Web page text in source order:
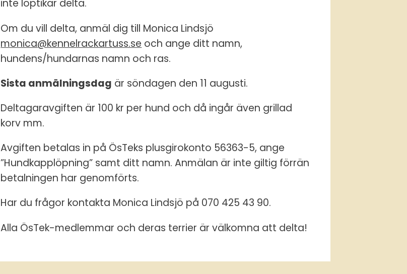
inte löptikar delta.
Om du vill delta, anmäl dig till Monica Lindsjö
monica@kennelrackartuss.se och ange ditt namn,
hundens/hundarnas namn och ras.
Sista anmälningsdag är söndagen den 11 augusti.
Deltagaravgiften är 100 kr per hund och då ingår även grillad
korv mm.
Avgiften betalas in på ÖsTeks plusgirokonto 56363-5, ange
”Hundkapplöpning” samt ditt namn. Anmälan är inte giltig förrän
betalningen har genomförts.
Har du frågor kontakta Monica Lindsjö på 070 425 43 90.
Alla ÖsTek-medlemmar och deras terrier är välkomna att delta!